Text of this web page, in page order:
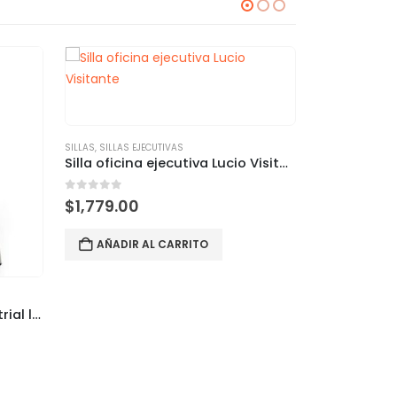
Silla Rewind comedor Industrial labenze
SILLAS, SILLAS EJECUTIVAS
Silla oficina ejecutiva Lucio Visitante
0 out of 5
$1,779.00
AÑADIR AL CARRITO